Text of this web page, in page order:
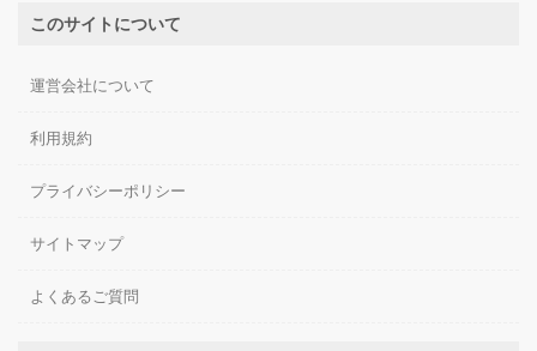
このサイトについて
運営会社について
利用規約
プライバシーポリシー
サイトマップ
よくあるご質問